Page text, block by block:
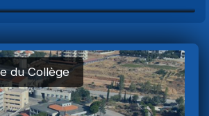
du Collège